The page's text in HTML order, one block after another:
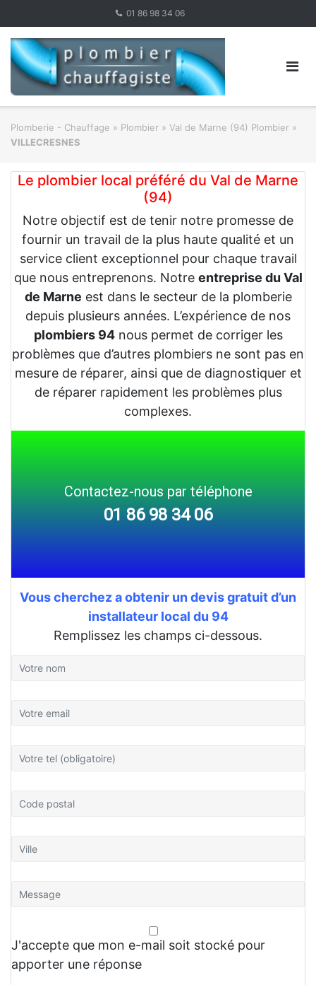
content
01 86 98 34 06
Plomberie - Chauffage » Plombier » Val de Marne (94) Plombier »
VILLECRESNES
Le plombier local préféré du Val de Marne
(94)
Notre objectif est de tenir notre promesse de
fournir un travail de la plus haute qualité et un
service client exceptionnel pour chaque travail
que nous entreprenons. Notre entreprise du Val
de Marne est dans le secteur de la plomberie
depuis plusieurs années. L’expérience de nos
plombiers 94nous permet de corriger les
problèmes que d’autres plombiers ne sont pas en
mesure de réparer, ainsi que de diagnostiquer et
de réparer rapidement les problèmes plus
complexes.
Contactez-nous par téléphone
01 86 98 34 06
Vous cherchez a obtenir un devis gratuit d’un
installateur local du 94
Remplissez les champs ci-dessous.
J'accepte que mon e-mail soit stocké pour
apporter une réponse